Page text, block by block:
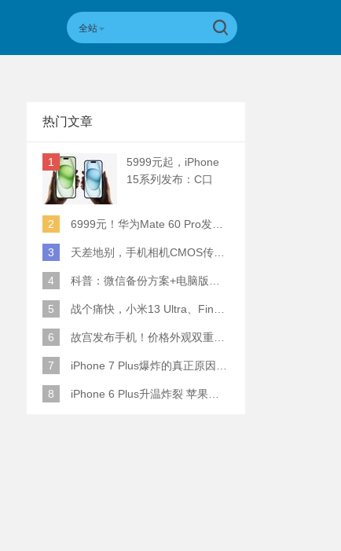
全站
热门文章
1
5999元起，iPhone
15系列发布：C口
2
6999元！华为Mate 60 Pro发布：麒麟9000S+卫星通话 (附初步跑分)
3 天差地别，手机相机CMOS传感器实际面积对比
4 科普：微信备份方案+电脑版丢失数据恢复指南
5 战个痛快，小米13 Ultra、Find X6 Pro、vivo X90 Pro+、小米12SU拍照横评
6 故宫发布手机！价格外观双重逆天！
7 iPhone 7 Plus爆炸的真正原因原来是这样
8 iPhone 6 Plus升温炸裂 苹果赔了一部全新的